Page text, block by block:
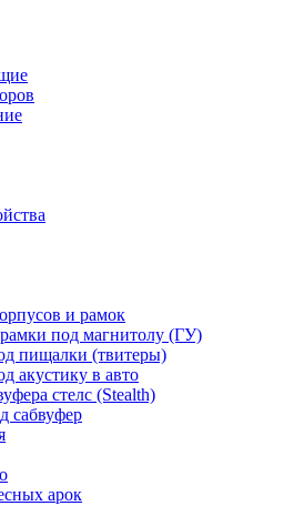
и рамок
под магнитолу (ГУ)
пищалки (твитеры)
акустику в авто
стелс (Stealth)
сабвуфер
арок